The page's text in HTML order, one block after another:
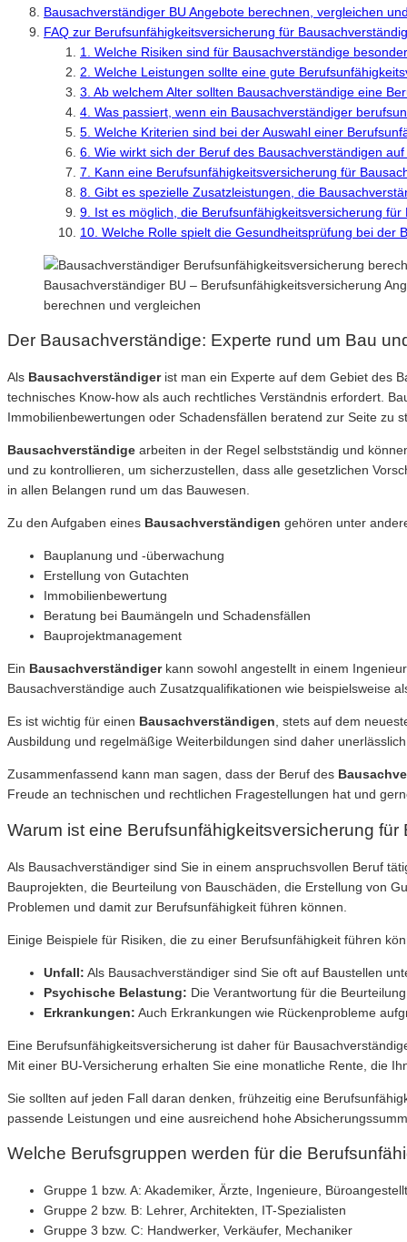
Bausachverständiger BU Angebote berechnen, vergleichen
FAQ zur Berufsunfähigkeitsversicherung für
1. Welche Risiken sind für Bausachverständige
2. Welche Leistungen sollte eine gute
3. Ab welchem Alter sollten Bausachverständige eine
4. Was passiert, wenn ein Bausachverständiger
5. Welche Kriterien sind bei der Auswahl einer
6. Wie wirkt sich der Beruf des Bausachverständigen
7. Kann eine Berufsunfähigkeitsversicherung für
8. Gibt es spezielle Zusatzleistungen, die
9. Ist es möglich, die Berufsunfähigkeitsversicherung
10. Welche Rolle spielt die Gesundheitsprüfung bei der
Bausachverständiger BU – Berufsunfähigkeitsversicherung
berechnen und vergleichen
Der Bausachverständige: Experte rund um Bau
Als Bausachverständigerist man ein Experte auf dem Gebiet des
technisches Know-how als auch rechtliches Verständnis erfordert.
Immobilienbewertungen oder Schadensfällen beratend zur Seite zu
Bausachverständige arbeiten in der Regel selbstständig und
und zu kontrollieren, um sicherzustellen, dass alle gesetzlichen
in allen Belangen rund um das Bauwesen.
Zu den Aufgaben eines Bausachverständigen gehören unter
Bauplanung und -überwachung
Erstellung von Gutachten
Immobilienbewertung
Beratung bei Baumängeln und Schadensfällen
Bauprojektmanagement
Ein Bausachverständigerkann sowohl angestellt in einem
Bausachverständige auch Zusatzqualifikationen wie beispielsweise
Es ist wichtig für einen Bausachverständigen , stets auf dem
Ausbildung und regelmäßige Weiterbildungen sind daher
Zusammenfassend kann man sagen, dass der Beruf des
Freude an technischen und rechtlichen Fragestellungen hat und
Warum ist eine Berufsunfähigkeitsversicherung
Als Bausachverständiger sind Sie in einem anspruchsvollen Beruf
Bauprojekten, die Beurteilung von Bauschäden, die Erstellung von
Problemen und damit zur Berufsunfähigkeit führen können.
Einige Beispiele für Risiken, die zu einer Berufsunfähigkeit führen
Unfall: Als Bausachverständiger sind Sie oft auf Baustellen
Psychische Belastung: Die Verantwortung für die
Erkrankungen: Auch Erkrankungen wie Rückenprobleme
Eine Berufsunfähigkeitsversicherung ist daher für
Mit einer BU-Versicherung erhalten Sie eine monatliche Rente, die
Sie sollten auf jeden Fall daran denken, frühzeitig eine
passende Leistungen und eine ausreichend hohe
Welche Berufsgruppen werden für die
Gruppe 1 bzw. A: Akademiker, Ärzte, Ingenieure,
Gruppe 2 bzw. B: Lehrer, Architekten, IT-Spezialisten
Gruppe 3 bzw. C: Handwerker, Verkäufer, Mechaniker